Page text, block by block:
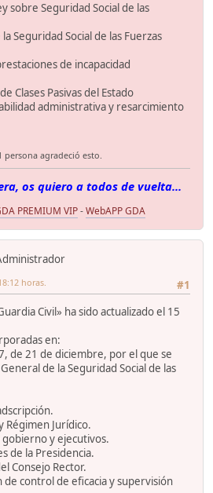
sobre Seguridad Social de las
Seguridad Social de las Fuerzas
de incapacidad
Clases Pasivas del Estado
administrativa y resarcimiento
persona agradeció esto.
os quiero a todos de vuelta...
PREMIUM VIP-WebAPP GDA
#1
horas.
Civil» ha sido actualizado el 15
en:
de 21 de diciembre, por el que se
de la Seguridad Social de las
Régimen Jurídico.
y ejecutivos.
de la Presidencia.
Consejo Rector.
de control de eficacia y supervisión